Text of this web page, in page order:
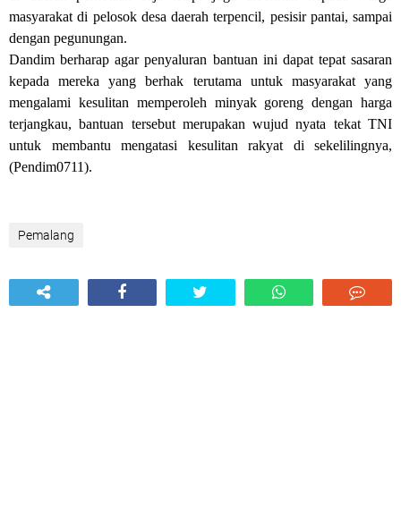
masyarakat di pelosok desa daerah terpencil, pesisir pantai, sampai
dengan pegunungan.
Dandim berharap agar penyaluran bantuan ini dapat tepat sasaran
kepada mereka yang berhak terutama untuk masyarakat yang
mengalami kesulitan memperoleh minyak goreng dengan harga
terjangkau, bantuan tersebut merupakan wujud nyata tekat TNI
untuk membantu mengatasi kesulitan rakyat di sekelilingnya,
(Pendim0711).
Pemalang